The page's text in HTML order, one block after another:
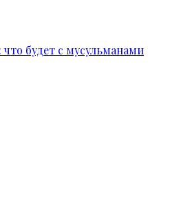
будет с мусульманами